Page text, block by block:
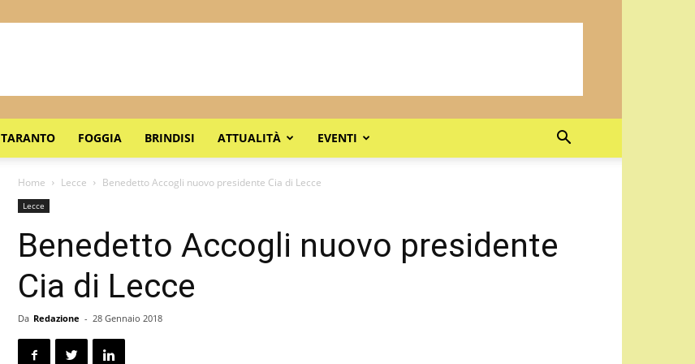
TARANTO FOGGIA BRINDISI ATTUALITÀ EVENTI
Home Lecce Benedetto Accogli nuovo presidente Cia di Lecce
Lecce
Benedetto Accogli nuovo presidente
Cia di Lecce
Da Redazione - 28 Gennaio 2018